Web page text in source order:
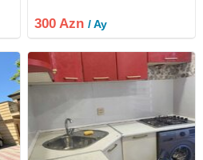
2otaq tam təmirli yaşayışa lazım
olan hər əşyası təmin olunub uzun
300 Azn/ Ay